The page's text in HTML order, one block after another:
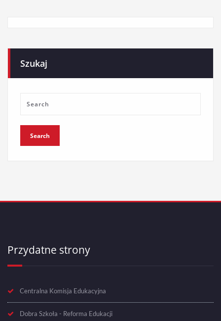
Szukaj
Przydatne strony
Centralna Komisja Edukacyjna
Dobra Szkoła - Reforma Edukacji